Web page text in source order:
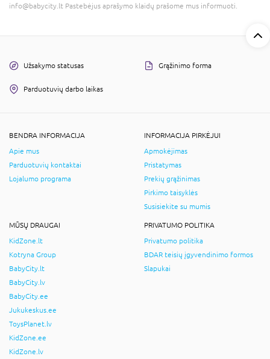
info@babycity.lt Pastebėjus aprašymo klaidų prašome mus informuoti.
Užsakymo statusas Grąžinimo forma
Parduotuvių darbo laikas
BENDRA INFORMACIJA
Apie mus
Parduotuvių kontaktai
Lojalumo programa
INFORMACIJA PIRKĖJUI
Apmokėjimas
Pristatymas
Prekių grąžinimas
Pirkimo taisyklės
Susisiekite su mumis
MŪSŲ DRAUGAI
KidZone.lt
Kotryna Group
BabyCity.lt
BabyCity.lv
BabyCity.ee
Jukukeskus.ee
ToysPlanet.lv
KidZone.ee
KidZone.lv
PRIVATUMO POLITIKA
Privatumo politika
BDAR teisių įgyvendinimo formos
Slapukai